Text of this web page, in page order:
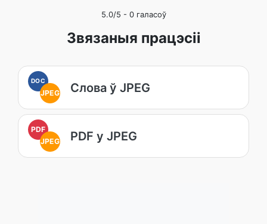
5.0/5 - 0галасоў
Звязаныя працэсіі
DOC
JPEG Слова ў JPEG
PDF
JPEG
PDF у JPEG